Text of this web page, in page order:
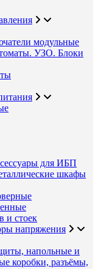
модульные
УЗО. Блоки
для ИБП
шкафы
и стоек
напряжения
напольные и
коробки, разъёмы,